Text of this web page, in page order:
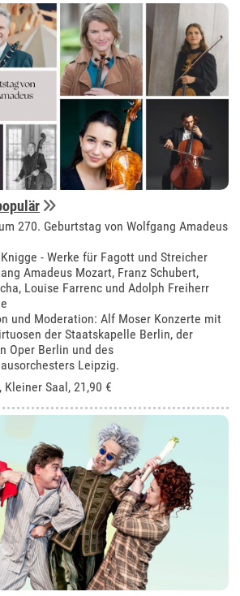
270. Geburtstag von Wolfgang Amadeus
- Werke für Fagott und Streicher
Amadeus Mozart, Franz Schubert,
Louise Farrenc und Adolph Freiherr
und Moderation: Alf Moser Konzerte mit
der Staatskapelle Berlin, der
Oper Berlin und des
Leipzig.
, Kleiner Saal, 21,90 €